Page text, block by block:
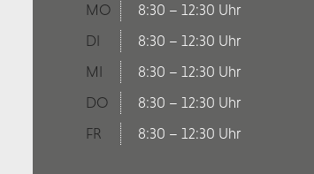
MO
8:30 – 12:30 Uhr
DI
8:30 – 12:30 Uhr
MI
8:30 – 12:30 Uhr
DO
8:30 – 12:30 Uhr
FR
8:30 – 12:30 Uhr